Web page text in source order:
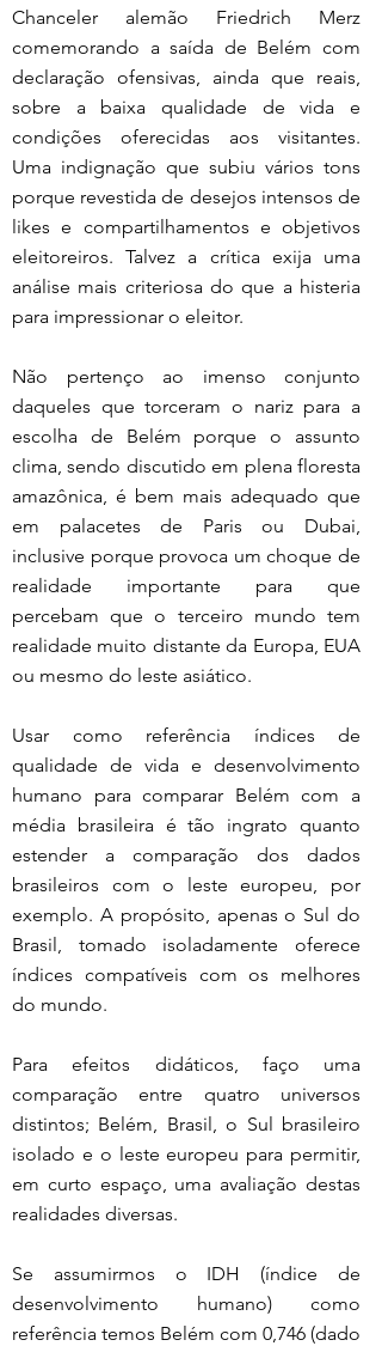
Chanceler alemão Friedrich Merz
comemorando a saída de Belém com
declaração ofensivas, ainda que reais,
sobre a baixa qualidade de vida e
condições oferecidas aos visitantes.
Uma indignação que subiu vários tons
porque revestida de desejos intensos de
likes e compartilhamentos e objetivos
eleitoreiros. Talvez a crítica exija uma
análise mais criteriosa do que a histeria
para impressionar o eleitor.
Não pertenço ao imenso conjunto
daqueles que torceram o nariz para a
escolha de Belém porque o assunto
clima, sendo discutido em plena floresta
amazônica, é bem mais adequado que
em palacetes de Paris ou Dubai,
inclusive porque provoca um choque de
realidade importante para que
percebam que o terceiro mundo tem
realidade muito distante da Europa, EUA
ou mesmo do leste asiático.
Usar como referência índices de
qualidade de vida e desenvolvimento
humano para comparar Belém com a
média brasileira é tão ingrato quanto
estender a comparação dos dados
brasileiros com o leste europeu, por
exemplo. A propósito, apenas o Sul do
Brasil, tomado isoladamente oferece
índices compatíveis com os melhores
do mundo.
Para efeitos didáticos, faço uma
comparação entre quatro universos
distintos; Belém, Brasil, o Sul brasileiro
isolado e o leste europeu para permitir,
em curto espaço, uma avaliação destas
realidades diversas.
Se assumirmos o IDH (índice de
desenvolvimento humano) como
referência temos Belém com 0,746 (dado